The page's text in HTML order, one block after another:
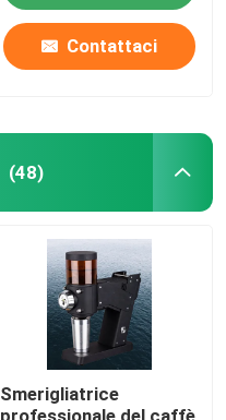
Contattaci
(48)
Smerigliatrice
professionale del caffè